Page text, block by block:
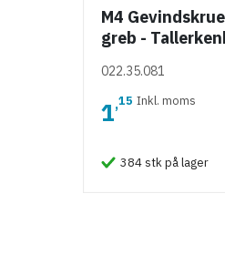
M4
greb -
022.35.081
1,15 Inkl. moms
384 stk på lager